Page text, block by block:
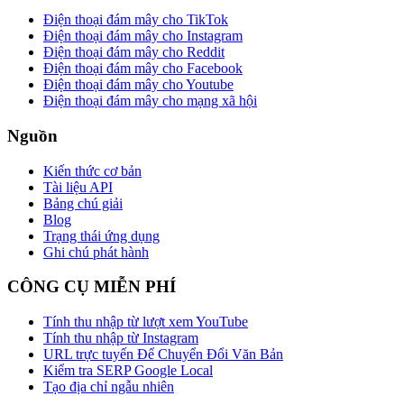
Điện thoại đám mây cho TikTok
Điện thoại đám mây cho Instagram
Điện thoại đám mây cho Reddit
Điện thoại đám mây cho Facebook
Điện thoại đám mây cho Youtube
Điện thoại đám mây cho mạng xã hội
Nguồn
Kiến thức cơ bản
Tài liệu API
Bảng chú giải
Blog
Trạng thái ứng dụng
Ghi chú phát hành
CÔNG CỤ MIỄN PHÍ
Tính thu nhập từ lượt xem YouTube
Tính thu nhập từ Instagram
URL trực tuyến Để Chuyển Đổi Văn Bản
Kiểm tra SERP Google Local
Tạo địa chỉ ngẫu nhiên